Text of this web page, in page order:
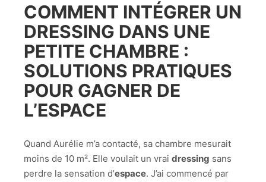
COMMENT INTÉGRER UN
DRESSING DANS UNE
PETITE CHAMBRE :
SOLUTIONS PRATIQUES
POUR GAGNER DE
L’ESPACE
Quand Aurélie m’a contacté, sa chambre mesurait
moins de 10 m². Elle voulait un vrai dressing sans
perdre la sensation d’espace. J’ai commencé par